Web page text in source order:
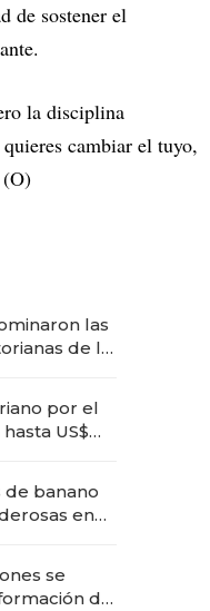
de sostener el
la disciplina
cambiar el tuyo,
las
de la
por el
US$
de banano
en
se
de